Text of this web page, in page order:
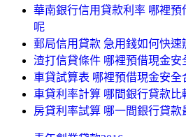
華南銀行信用貸款利率 哪裡
呢
郵局信用貸款 急用錢如何快速
渣打信貸條件 哪裡預借現金安
車貸試算表 哪裡預借現金安全
車貸利率計算 哪間銀行貸款
房貸利率試算 哪一間銀行貸款